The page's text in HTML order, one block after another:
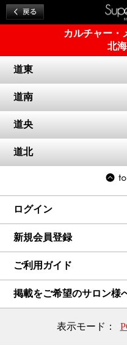
カルチャー・
北
道東
道南
道央
道北
ログイン
新規会員登録
ご利用ガイド
掲載をご希望のサロン様
表示モード：